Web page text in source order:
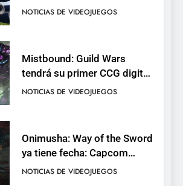
con el lanzamiento
NOTICIAS DE VIDEOJUEGOS
Mistbound: Guild Wars
tendrá su primer CCG digital
para PC y móviles
NOTICIAS DE VIDEOJUEGOS
Onimusha: Way of the Sword
ya tiene fecha: Capcom
lanza demo gratuita y abre
NOTICIAS DE VIDEOJUEGOS